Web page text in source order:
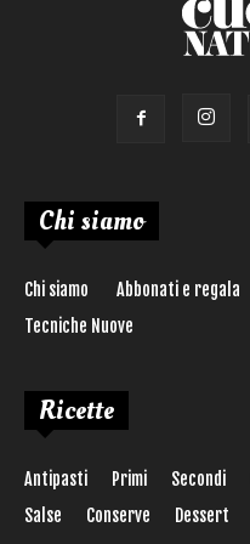
Chi siamo
Chi siamo Abbonati e regala
Tecniche Nuove
Ricette
Antipasti Primi Secondi
Salse
Conserve Dessert